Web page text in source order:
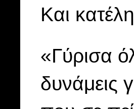
Και
«Γύρισα
δυνάμεις